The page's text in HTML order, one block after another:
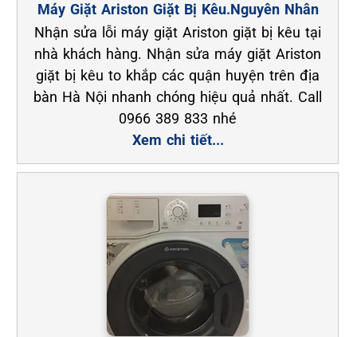
Máy Giặt Ariston Giặt Bị Kêu.Nguyên Nhân
Nhận sửa lỗi máy giặt Ariston giặt bị kêu tại
nhà khách hàng. Nhận sửa máy giặt Ariston
giặt bị kêu to khắp các quận huyện trên địa
bàn Hà Nội nhanh chóng hiệu quả nhất. Call
0966 389 833 nhé
Xem chi tiết...